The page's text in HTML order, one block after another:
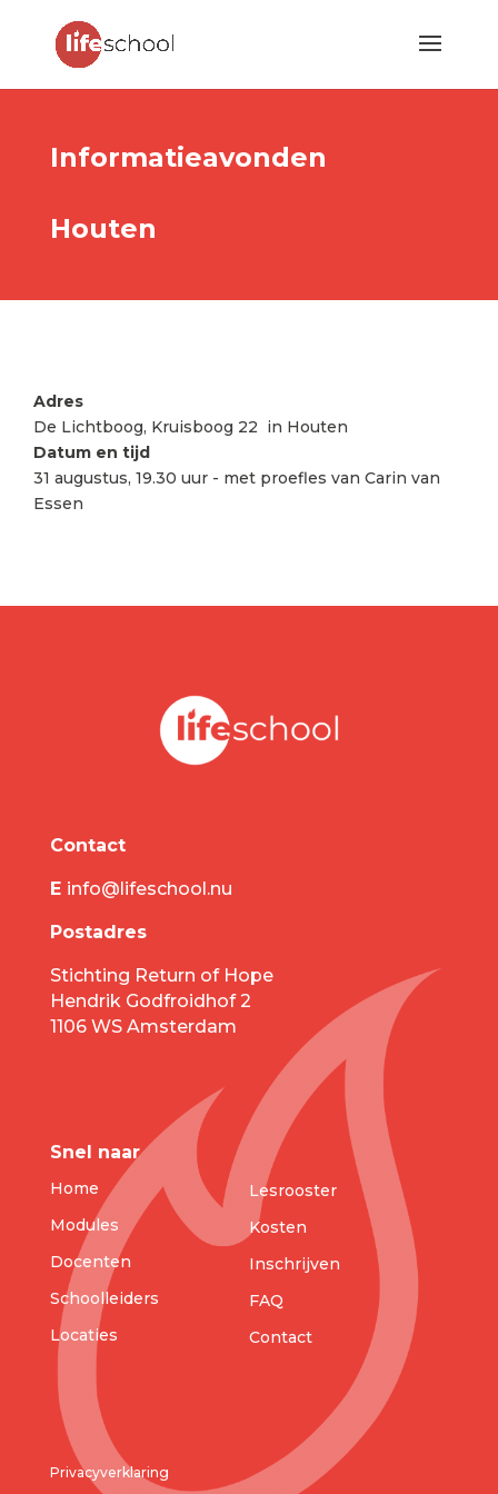
Informatieavonden
Houten
Adres
De Lichtboog, Kruisboog 22 in Houten
Datum en tijd
31 augustus, 19.30 uur - met proefles van Carin van
Essen
Contact
E info@lifeschool.nu
Postadres
Stichting Return of Hope
Hendrik Godfroidhof 2
1106 WS Amsterdam
Snel naar
Home
Modules
Docenten
Schoolleiders
Locaties
Lesrooster
Kosten
Inschrijven
FAQ
Contact
Privacyverklaring